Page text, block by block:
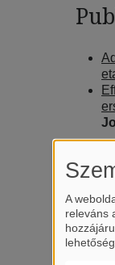
A
releváns